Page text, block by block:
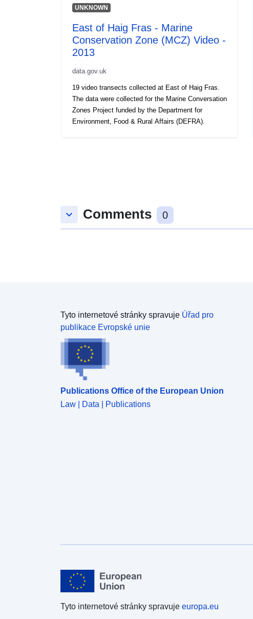
UNKNOWN
East of Haig Fras - Marine
Conservation Zone (MCZ) Video -
2013
data.gov.uk
19 video transects collected at East of Haig Fras.
The data were collected for the Marine Conversation
Zones Project funded by the Department for
Environment, Food & Rural Affairs (DEFRA).
keyboard_arrow_down Comments 0
Tyto internetové stránky spravuje Úřad pro
publikace Evropské unie
Publications Office of the European Union
Law | Data | Publications
Tyto internetové stránky spravuje europa.eu